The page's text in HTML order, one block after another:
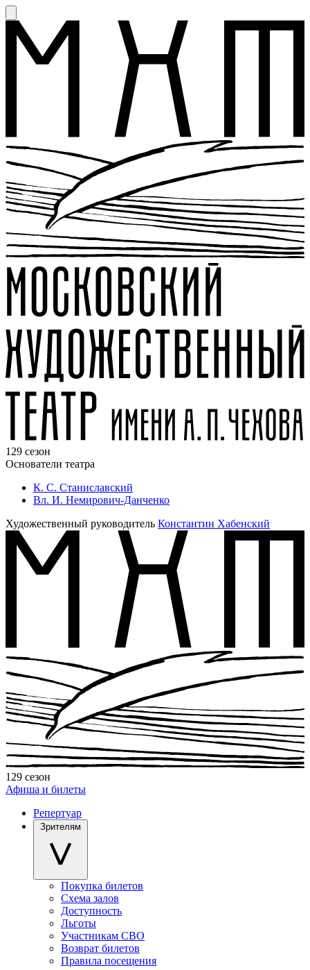
129 сезон
Основатели театра
К. С. Станиславский
Вл. И. Немирович-Данченко
Художественный руководитель Константин Хабенский
129 сезон
Афиша и билеты
Репертуар
Зрителям
Покупка билетов
Схема залов
Доступность
Льготы
Участникам СВО
Возврат билетов
Правила посещения